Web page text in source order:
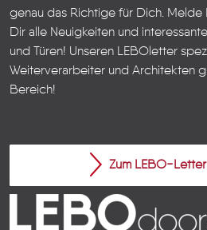
genau das Richtige für Dich. Melde
Dir alle Neuigkeiten und
und Türen! Unseren LEBOletter
Weiterverarbeiter und Architekten
Bereich!
Zum LEBO-